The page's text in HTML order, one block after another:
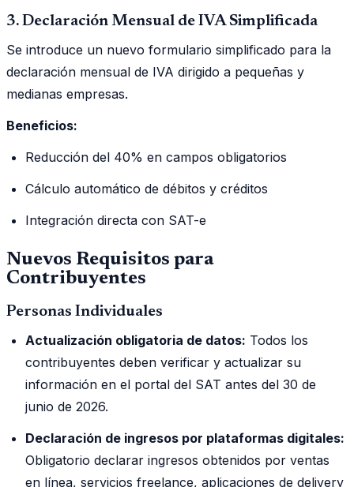
3. Declaración Mensual de IVA Simplificada
Se introduce un nuevo formulario simplificado para la
declaración mensual de IVA dirigido a pequeñas y
medianas empresas.
Beneficios:
Reducción del 40% en campos obligatorios
Cálculo automático de débitos y créditos
Integración directa con SAT-e
Nuevos Requisitos para
Contribuyentes
Personas Individuales
Actualización obligatoria de datos: Todos los
contribuyentes deben verificar y actualizar su
información en el portal del SAT antes del 30 de
junio de 2026.
Declaración de ingresos por plataformas digitales:
Obligatorio declarar ingresos obtenidos por ventas
en línea, servicios freelance, aplicaciones de delivery